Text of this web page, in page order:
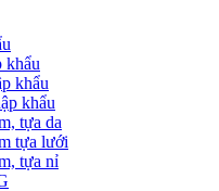
khẩu
khẩu
khẩu
tựa da
tựa lưới
tựa nỉ